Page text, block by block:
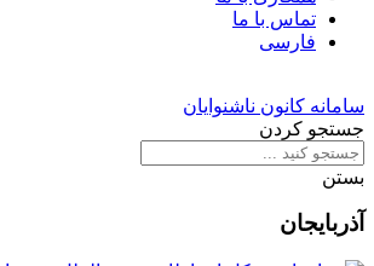
تماس با ما
فارسی
سامانه کانون ناشنوایان
جستجو کردن
بستن
آذربایجان